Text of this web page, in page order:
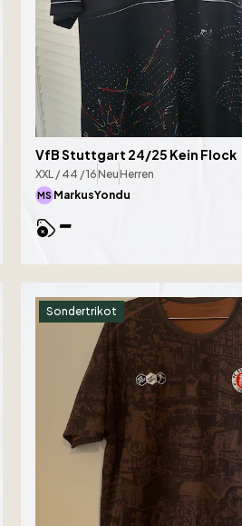
VfB Stuttgart 24/25 Kein Flock
XXL / 44 / 16NeuHerren
MS MarkusYondu
-
Sondertrikot